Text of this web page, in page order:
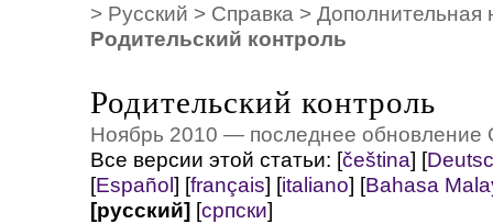
> Русский > Справка > Дополнительная
Родительский контроль
Родительский контроль
Ноябрь 2010 — последнее обновление
Все версии этой статьи: [čeština] [
[Español] [français] [italiano] [Bahasa
[русский] [српски]